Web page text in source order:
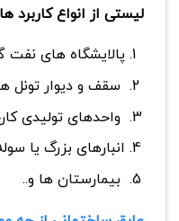
لیستی از انواع
پالایشگاه های نفت
سقف و دیوار تونل
واحدهای تولیدی
انبارهای بزرگ یا
بیمارستان ها و..